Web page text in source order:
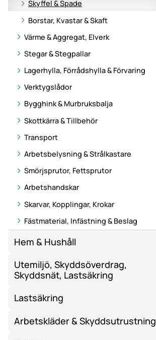
Skyffel & Spade
Borstar, Kvastar & Skaft
Värme & Aggregat, Elverk
Stegar & Stegpallar
Lagerhylla, Förrådshylla & Förvaring
Verktygslådor
Bygghink & Murbruksbalja
Skottkärra & Tillbehör
Transport
Arbetsbelysning & Strålkastare
Smörjsprutor, Fettsprutor
Arbetshandskar
Skarvar, Kopplingar, Krokar
Fästmaterial, Infästning & Beslag
Hem & Hushåll
Utemiljö, Skyddsöverdrag,
Skyddsnät, Lastsäkring
Lastsäkring
Arbetskläder & Skyddsutrustning